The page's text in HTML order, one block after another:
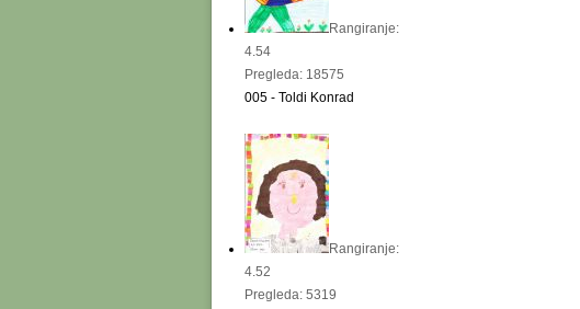
Rangiranje:
4.54
Pregleda: 18575
005 - Toldi Konrad
Rangiranje:
4.52
Pregleda: 5319